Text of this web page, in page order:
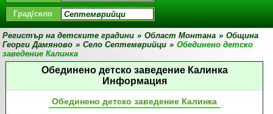
Град/село
Регистър на детските градини » Област Монтана » Община
Георги Дамяново » Село Септемврийци » Обединено детско
заведение Калинка
Обединено детско заведение Калинка
Информация
Обединено детско заведение Калинка